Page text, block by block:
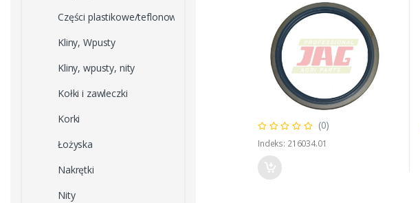
Części plastikowe/teflonowe
Kliny, Wpusty
Kliny, wpusty, nity
Kołki i zawleczki
Korki
Łożyska
Nakrętki
Nity
(0)
Indeks: 216034.01